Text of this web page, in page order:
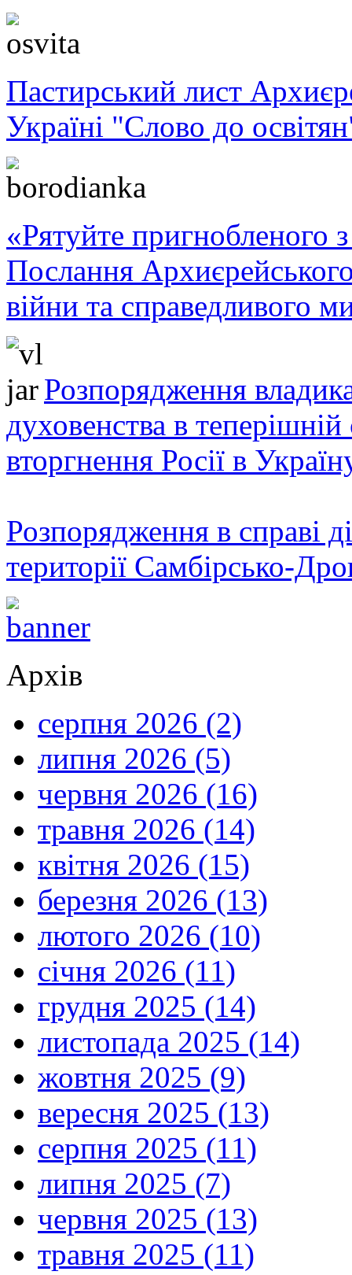
Пастирський лист
Україні "Слово до
«Рятуйте пригнобленого
Послання
війни та справедливого
Розпорядження
духовенства в теперішній
вторгнення Росії в
Розпорядження в справі
території Самбірсько-
Архів
серпня 2026 (2)
липня 2026 (5)
червня 2026 (16)
травня 2026 (14)
квітня 2026 (15)
березня 2026 (13)
лютого 2026 (10)
січня 2026 (11)
грудня 2025 (14)
листопада 2025 (14)
жовтня 2025 (9)
вересня 2025 (13)
серпня 2025 (11)
липня 2025 (7)
червня 2025 (13)
травня 2025 (11)